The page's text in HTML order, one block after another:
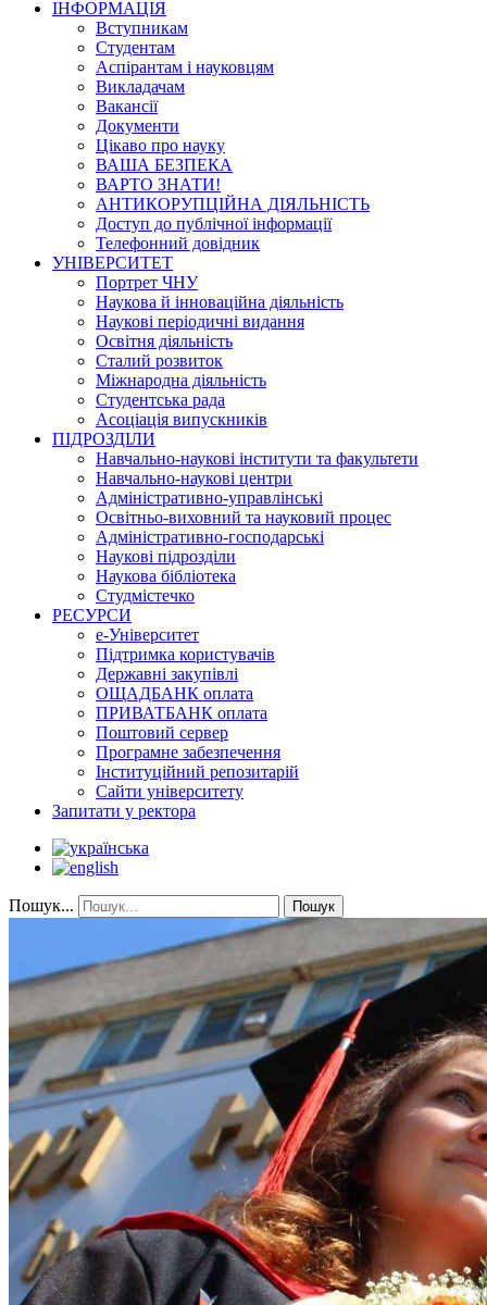
ІНФОРМАЦІЯ
Вступникам
Студентам
Аспірантам і науковцям
Викладачам
Вакансії
Документи
Цікаво про науку
ВАША БЕЗПЕКА
ВАРТО ЗНАТИ!
АНТИКОРУПЦІЙНА ДІЯЛЬНІСТЬ
Доступ до публічної інформації
Телефонний довідник
УНІВЕРСИТЕТ
Портрет ЧНУ
Наукова й інноваційна діяльність
Наукові періодичні видання
Освітня діяльність
Сталий розвиток
Міжнародна діяльність
Студентська рада
Асоціація випускників
ПІДРОЗДІЛИ
Навчально-наукові інститути та факультети
Навчально-наукові центри
Адміністративно-управлінські
Освітньо-виховний та науковий процес
Адміністративно-господарські
Наукові підрозділи
Наукова бібліотека
Студмістечко
РЕСУРСИ
е-Університет
Підтримка користувачів
Державні закупівлі
ОЩАДБАНК оплата
ПРИВАТБАНК оплата
Поштовий сервер
Програмне забезпечення
Інституційний репозитарій
Сайти університету
Запитати у ректора
Пошук... Пошук